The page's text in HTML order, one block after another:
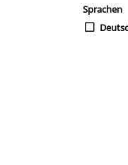
Sprachen